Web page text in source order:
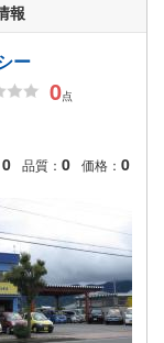
報
ー
0点
0 品質： 0 価格： 0